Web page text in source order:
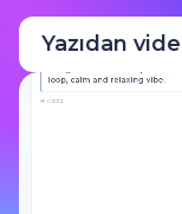
Yazıdan